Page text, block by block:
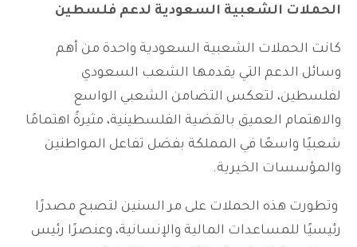
الحملات الشعبية السعودية لدعم فلسطين
كانت الحملات الشعبية السعودية واحدة من أهم
وسائل الدعم التي يقدمها الشعب السعودي
لفلسطين، لتعكس التضامن الشعبي الواسع
والاهتمام العميق بالقضية الفلسطينية، مثيرةً اهتمامًا
شعبيًا واسعًا في المملكة بفضل تفاعل المواطنين
والمؤسسات الخيرية.
وتطورت هذه الحملات على مر السنين لتصبح مصدرًا
رئيسيًا للمساعدات المالية والإنسانية، وعنصرًا رئيس